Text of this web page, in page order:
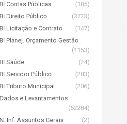
BI Contas Públicas
(185)
BI Direito Público
(3723)
BI Licitação e Contrato
(147)
BI Planej. Orçamento Gestão
(1153)
BI Saúde
(24)
BI Servidor Público
(283)
BI Tributo Municipal
(206)
Dados e Levantamentos
(52284)
N. Inf. Assuntos Gerais
(2)